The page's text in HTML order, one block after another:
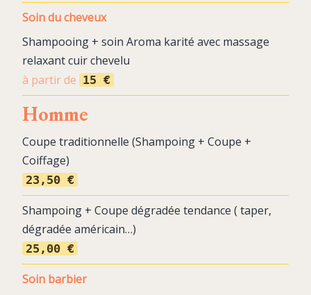
Soin du cheveux
Shampooing + soin Aroma karité avec massage
relaxant cuir chevelu
à partir de 15 €
Homme
Coupe traditionnelle (Shampoing + Coupe +
Coiffage)
23,50 €
Shampoing + Coupe dégradée tendance ( taper,
dégradée américain…)
25,00 €
Soin barbier